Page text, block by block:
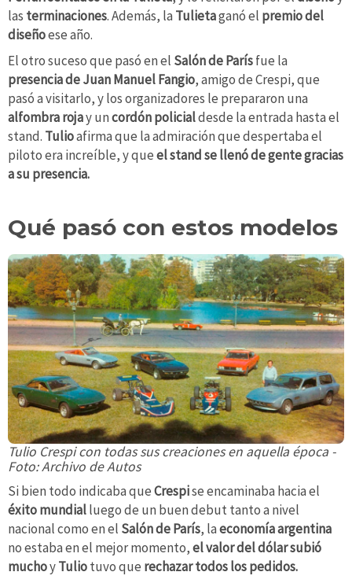
las terminaciones. Además, la Tulietaganó el premio del
diseñoese año.
El otro suceso que pasó en el Salón de Parísfue la
presencia deJuan Manuel Fangio, amigo de Crespi, que
pasó a visitarlo, y los organizadores le prepararon una
alfombrarojay uncordón policialdesde la entrada hasta el
stand. Tulioafirma que la admiración que despertaba el
piloto era increíble, y queel stand se llenó de gente gracias
a su presencia.
Qué pasó con estos modelos
Tulio Crespi con todas sus creaciones en aquella época -
Foto: Archivo de Autos
Si bien todo indicaba queCrespise encaminaba hacia el
éxito mundialluego de un buen debut tanto a nivel
nacional como en el Salón de París, laeconomía argentina
no estaba en el mejor momento,el valor del dólar subió
muchoyTuliotuvo que rechazar todos los pedidos.